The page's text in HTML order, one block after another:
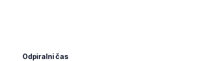
Odpiralni čas